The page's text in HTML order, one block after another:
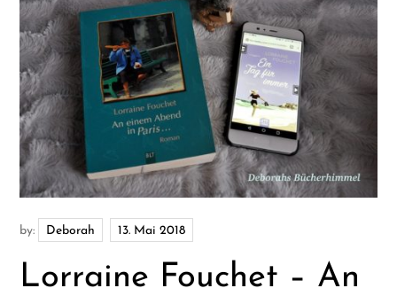
by: Deborah
Lorraine Fouchet – An